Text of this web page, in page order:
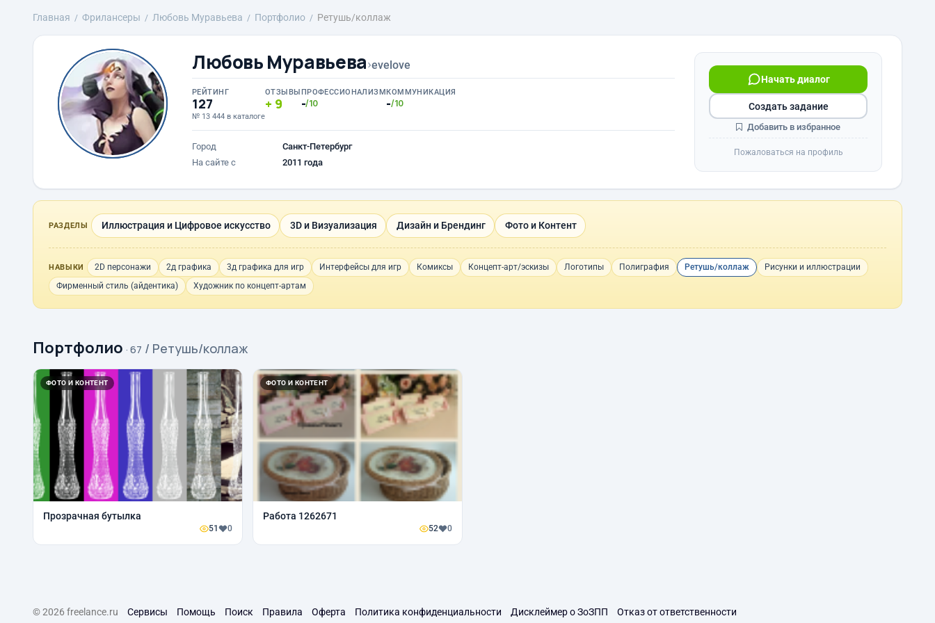
Главная Фрилансеры Любовь Муравьева Портфолио Ретушь/коллаж
Любовь Муравьева›evelove
РЕЙТИНГ
127
№ 13 444 в каталоге
ОТЗЫВЫ
9
ПРОФЕССИОНАЛИЗМ
-/10
КОММУНИКАЦИЯ
-/10
Город
Санкт-Петербург
На сайте с
2011 года
Начать диалог
Создать задание
Добавить в избранное
Пожаловаться на профиль
РАЗДЕЛЫ Иллюстрация и Цифровое искусство 3D и Визуализация Дизайн и Брендинг Фото и Контент
НАВЫКИ 2D персонажи 2д графика 3д графика для игр Интерфейсы для игр Комиксы Концепт-арт/эскизы Логотипы Полиграфия Ретушь/коллаж
Рисунки и иллюстрации
Фирменный стиль (айдентика)
Художник по концепт-артам
Портфолио · 67 / Ретушь/коллаж
ФОТО И КОНТЕНТ
Прозрачная бутылка
51 0
ФОТО И КОНТЕНТ
Работа 1262671
52 0
© 2026 freelance.ru Сервисы Помощь Поиск Правила Оферта Политика конфиденциальности Дисклеймер о ЗоЗПП Отказ от ответственности